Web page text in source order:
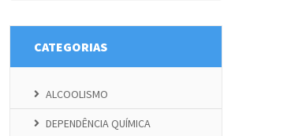
CATEGORIAS
ALCOOLISMO
DEPENDÊNCIA QUÍMICA